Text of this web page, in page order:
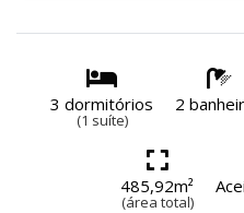
3 dormitórios
(1 suíte)
2
485,92m²
(área total)